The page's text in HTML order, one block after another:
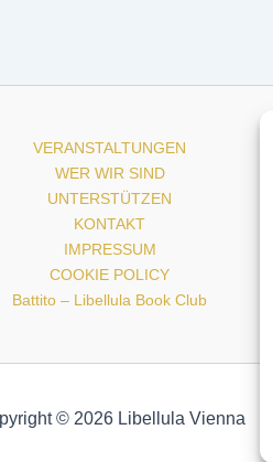
VERANSTALTUNGEN
WER WIR SIND
UNTERSTÜTZEN
KONTAKT
IMPRESSUM
COOKIE POLICY
Battito – Libellula Book Club
© 2026 Libellula Vienna